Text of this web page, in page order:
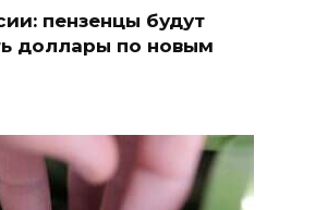
пензенцы будут
доллары по новым